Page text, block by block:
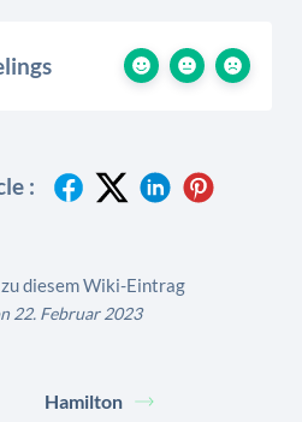
:
zu diesem Wiki-Eintrag
22. Februar 2023
Hamilton